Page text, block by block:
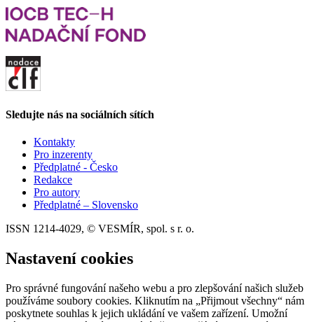
Sledujte nás na sociálních sítích
Kontakty
Pro inzerenty
Předplatné - Česko
Redakce
Pro autory
Předplatné – Slovensko
ISSN 1214-4029, © VESMÍR, spol. s r. o.
Nastavení cookies
Pro správné fungování našeho webu a pro zlepšování našich služeb
používáme soubory cookies. Kliknutím na „Přijmout všechny“ nám
poskytnete souhlas k jejich ukládání ve vašem zařízení. Umožní